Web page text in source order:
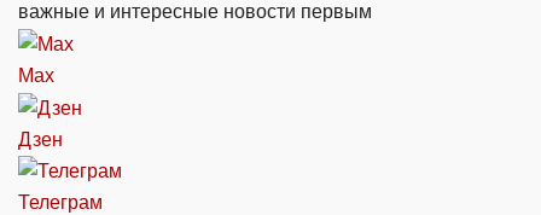
важные и интересные новости первым
Max
Дзен
Телеграм